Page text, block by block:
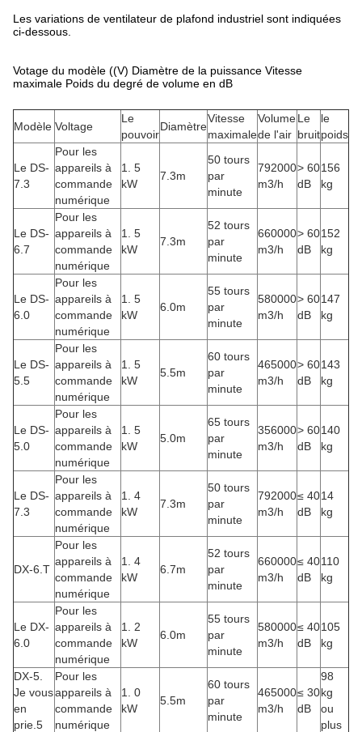
Les variations de ventilateur de plafond industriel sont indiquées
ci-dessous.
Votage du modèle ((V) Diamètre de la puissance Vitesse
maximale Poids du degré de volume en dB
Modèle Voltage
Le
pouvoir
Diamètre
Vitesse
maximale
Volume
de l'air
Le
bruit
le
poids
Le DS-
7.3
Pour les
appareils à
commande
numérique
1. 5
kW
7.3m
50 tours
par
minute
792000
m3/h
> 60
dB
156
kg
Le DS-
6.7
Pour les
appareils à
commande
numérique
1. 5
kW
7.3m
52 tours
par
minute
660000
m3/h
> 60
dB
152
kg
Le DS-
6.0
Pour les
appareils à
commande
numérique
1. 5
kW
6.0m
55 tours
par
minute
580000
m3/h
> 60
dB
147
kg
Le DS-
5.5
Pour les
appareils à
commande
numérique
1. 5
kW
5.5m
60 tours
par
minute
465000
m3/h
> 60
dB
143
kg
Le DS-
5.0
Pour les
appareils à
commande
numérique
1. 5
kW
5.0m
65 tours
par
minute
356000
m3/h
> 60
dB
140
kg
Le DS-
7.3
Pour les
appareils à
commande
numérique
1. 4
kW
7.3m
50 tours
par
minute
792000
m3/h
≤ 40
dB
14
kg
DX-6.T
Pour les
appareils à
commande
numérique
1. 4
kW
6.7m
52 tours
par
minute
660000
m3/h
≤ 40
dB
110
kg
Le DX-
6.0
Pour les
appareils à
commande
numérique
1. 2
kW
6.0m
55 tours
par
minute
580000
m3/h
≤ 40
dB
105
kg
DX-5.
Je vous
en
prie.5
Pour les
appareils à
commande
numérique
1. 0
kW
5.5m
60 tours
par
minute
465000
m3/h
≤ 30
dB
98
kg
ou
plus